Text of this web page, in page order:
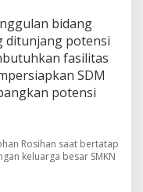
bidang
ditunjang potensi
fasilitas
SDM
potensi
Rosihan saat bertatap
keluarga besar SMKN